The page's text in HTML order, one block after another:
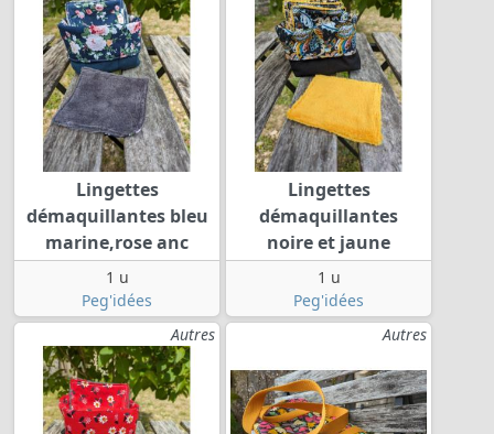
Lingettes
démaquillantes bleu
marine,rose anc
1 u
Peg'idées
Lingettes
démaquillantes
noire et jaune
1 u
Peg'idées
Autres
Autres